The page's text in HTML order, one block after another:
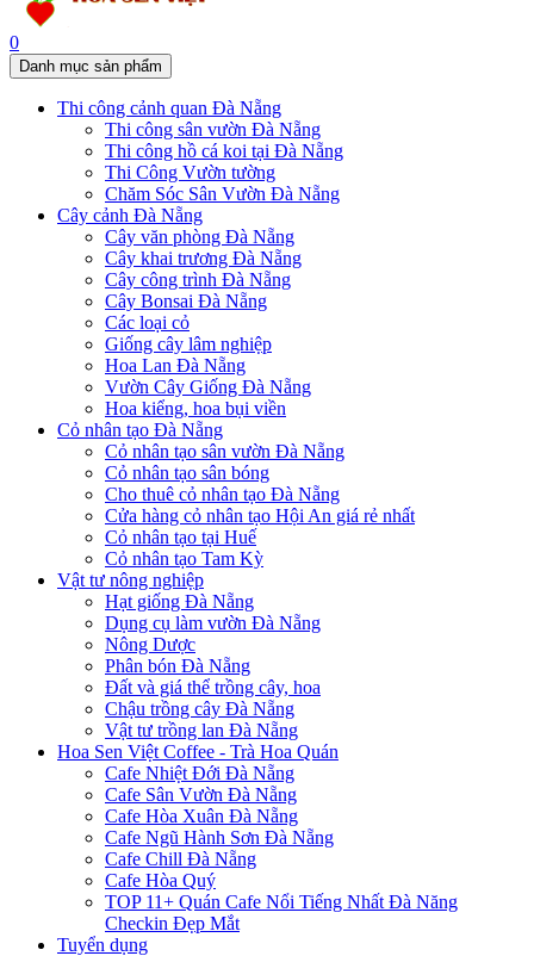
0
Danh mục sản phẩm
Thi công cảnh quan Đà Nẵng
Thi công sân vườn Đà Nẵng
Thi công hồ cá koi tại Đà Nẵng
Thi Công Vườn tường
Chăm Sóc Sân Vườn Đà Nẵng
Cây cảnh Đà Nẵng
Cây văn phòng Đà Nẵng
Cây khai trương Đà Nẵng
Cây công trình Đà Nẵng
Cây Bonsai Đà Nẵng
Các loại cỏ
Giống cây lâm nghiệp
Hoa Lan Đà Nẵng
Vườn Cây Giống Đà Nẵng
Hoa kiểng, hoa bụi viền
Cỏ nhân tạo Đà Nẵng
Cỏ nhân tạo sân vườn Đà Nẵng
Cỏ nhân tạo sân bóng
Cho thuê cỏ nhân tạo Đà Nẵng
Cửa hàng cỏ nhân tạo Hội An giá rẻ nhất
Cỏ nhân tạo tại Huế
Cỏ nhân tạo Tam Kỳ
Vật tư nông nghiệp
Hạt giống Đà Nẵng
Dụng cụ làm vườn Đà Nẵng
Nông Dược
Phân bón Đà Nẵng
Đất và giá thể trồng cây, hoa
Chậu trồng cây Đà Nẵng
Vật tư trồng lan Đà Nẵng
Hoa Sen Việt Coffee - Trà Hoa Quán
Cafe Nhiệt Đới Đà Nẵng
Cafe Sân Vườn Đà Nẵng
Cafe Hòa Xuân Đà Nẵng
Cafe Ngũ Hành Sơn Đà Nẵng
Cafe Chill Đà Nẵng
Cafe Hòa Quý
TOP 11+ Quán Cafe Nổi Tiếng Nhất Đà Năng
Checkin Đẹp Mắt
Tuyển dụng